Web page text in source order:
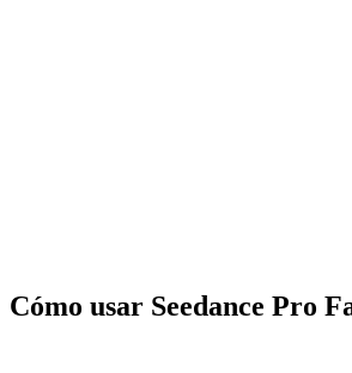
Cómo usar Seedance Pro